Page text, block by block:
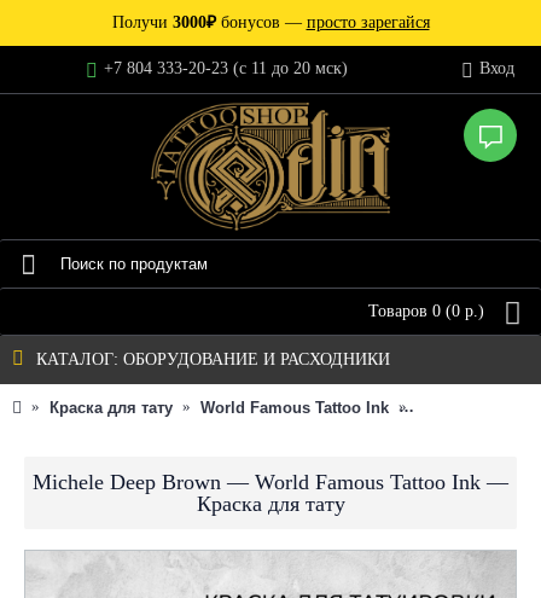
Получи 3000₽бонусов — просто зарегайся
+7 804 333-20-23 (c 11 до 20 мск) Вход
Товаров 0 (0 р.)
КАТАЛОГ: ОБОРУДОВАНИЕ И РАСХОДНИКИ
Краска для тату World Famous Tattoo Ink
Michele Deep Brown — World Famous Tattoo Ink —
Краска для тату